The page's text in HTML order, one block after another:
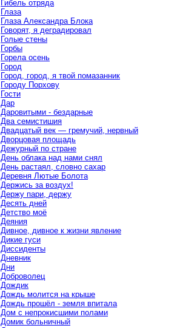
Гибель отряда
Глаза
Глаза Александра Блока
Говорят, я деградировал
Голые стены
Горбы
Горела осень
Город
Город, город, я твой помазанник
Городу Порхову
Гости
Дар
Даровитыми - бездарные
Два семистишия
Двадцатый век — гремучий, нервный
Дворцовая площадь
Дежурный по стране
День облака над нами снял
День растаял, словно сахар
Деревня Лютые Болота
Держись за воздух!
Держу пари, держу
Десять дней
Детство моё
Деяния
Дивное, дивное к жизни явление
Дикие гуси
Диссиденты
Дневник
Дни
Доброволец
Дождик
Дождь молится на крыше
Дождь прошёл - земля впитала
Дом с непрокисшими полами
Домик больничный